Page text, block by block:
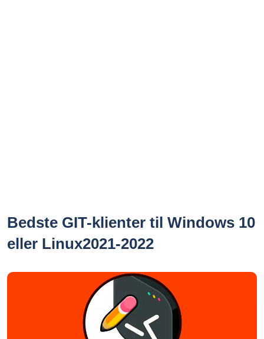
Bedste GIT-klienter til Windows 10
eller Linux2021-2022